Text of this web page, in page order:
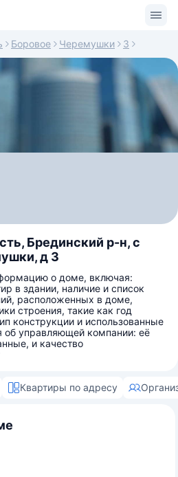
Боровое Черемушки 3
Брединский р-н, с
д 3
о доме, включая:
в здании, наличие и список
расположенных в доме,
строения, такие как год
конструкции и использованные
управляющей компании: её
и качество
Квартиры по адресу